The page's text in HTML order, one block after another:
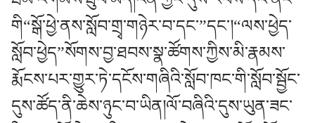
གི“སྒོ་ཕྱེ་ནས་སློབ་གྲྭ་གཉེར་བ་དང་”དང་།“ལས་ཕྱེད་
སློབ་ཕྱེད”སོགས་བྱ་ཐབས་སྣ་ཚོགས་ཀྱིས་མི་རྣམས་
རྨོངས་པར་གྱུར་ཏེ་དངོས་གཞིའི་སློབ་ཁང་གི་སློབ་སྦྱོང་
དུས་ཚོད་ནི་ཆེས་ཉུང་བ་ཡིན།ལོ་བཞིའི་དུས་ཡུན་ཟང་